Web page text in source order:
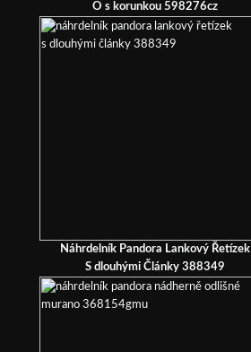
O s korunkou 598276cz
Náhrdelník Pandora Lankový Řetízek
S dlouhými Články 388349